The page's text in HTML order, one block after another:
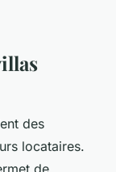
des
locataires.
de